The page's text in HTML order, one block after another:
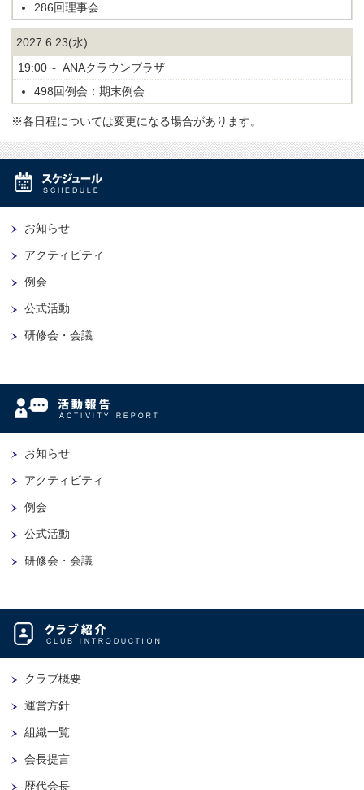
286回理事会
2027.6.23(水)
19:00～ ANAクラウンプラザ
498回例会：期末例会
※各日程については変更になる場合があります。
お知らせ
アクティビティ
例会
公式活動
研修会・会議
お知らせ
アクティビティ
例会
公式活動
研修会・会議
クラブ概要
運営方針
組織一覧
会長提言
歴代会長